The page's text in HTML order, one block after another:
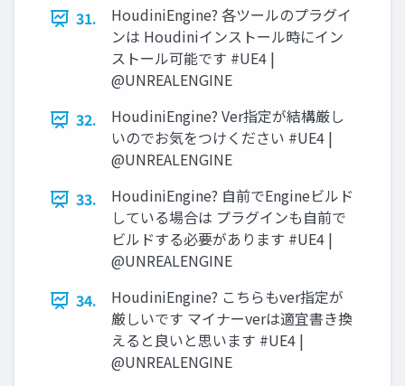
31.
HoudiniEngine? 各ツールのプラグイ
ンは Houdiniインストール時にイン
ストール可能です #UE4 |
@UNREALENGINE
32.
HoudiniEngine? Ver指定が結構厳し
いのでお気をつけください #UE4 |
@UNREALENGINE
33.
HoudiniEngine? 自前でEngineビルド
している場合は プラグインも自前で
ビルドする必要があります #UE4 |
@UNREALENGINE
34.
HoudiniEngine? こちらもver指定が
厳しいです マイナーverは適宜書き換
えると良いと思います #UE4 |
@UNREALENGINE